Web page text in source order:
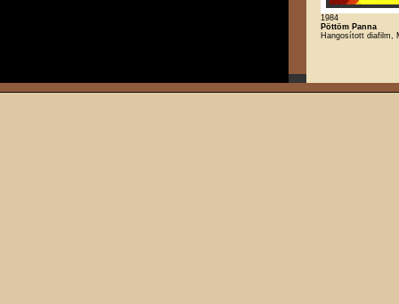
1984
Pöttöm Panna
Hangosított diafilm,